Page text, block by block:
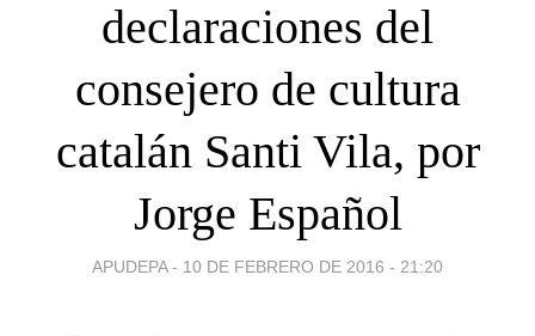
declaraciones del
consejero de cultura
catalán Santi Vila, por
Jorge Español
APUDEPA - 10 DE FEBRERO DE 2016 - 21:20